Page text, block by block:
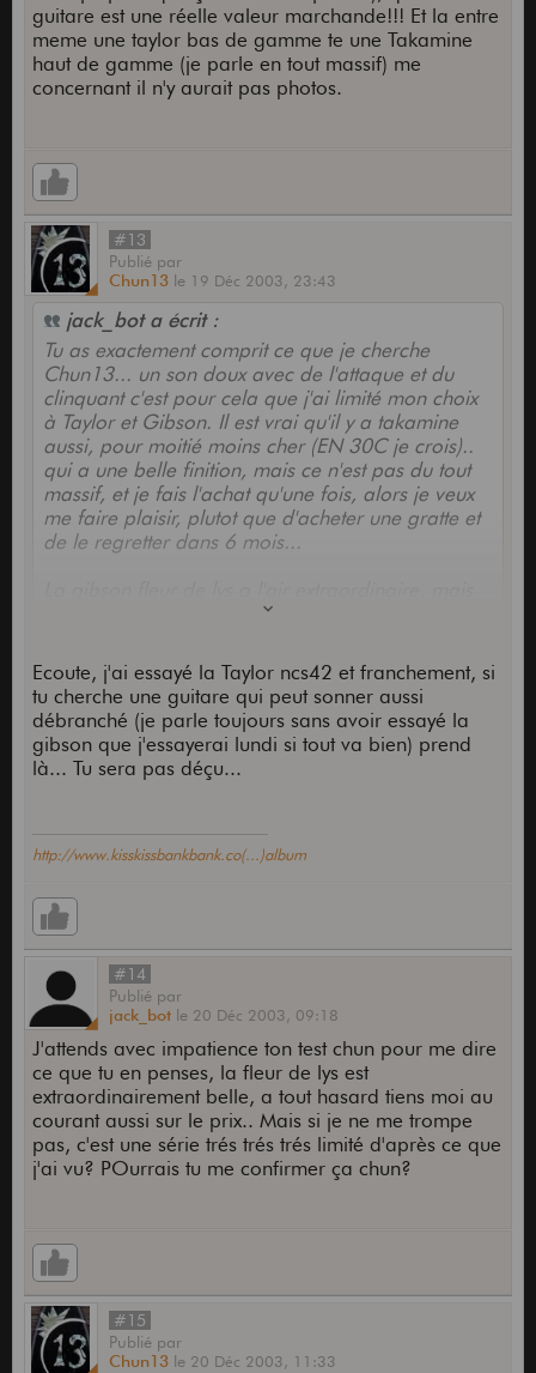
guitare est une réelle valeur marchande!!! Et la entre
meme une taylor bas de gamme te une Takamine
haut de gamme (je parle en tout massif) me
concernant il n'y aurait pas photos.
#13
Publié par
Chun13 le 19 Déc 2003, 23:43
jack_bot a écrit :
Tu as exactement comprit ce que je cherche
Chun13... un son doux avec de l'attaque et du
clinquant c'est pour cela que j'ai limité mon choix
à Taylor et Gibson. Il est vrai qu'il y a takamine
aussi, pour moitié moins cher (EN 30C je crois)..
qui a une belle finition, mais ce n'est pas du tout
massif, et je fais l'achat qu'une fois, alors je veux
me faire plaisir, plutot que d'acheter une gratte et
de le regretter dans 6 mois...
je crois que le prix doit etre en conséquence!!!!
Ecoute, j'ai essayé la Taylor ncs42 et franchement, si
tu cherche une guitare qui peut sonner aussi
débranché (je parle toujours sans avoir essayé la
gibson que j'essayerai lundi si tout va bien) prend
là... Tu sera pas déçu...
http://www.kisskissbankbank.co(...)album
#14
Publié par
jack_bot le 20 Déc 2003, 09:18
J'attends avec impatience ton test chun pour me dire
ce que tu en penses, la fleur de lys est
extraordinairement belle, a tout hasard tiens moi au
courant aussi sur le prix.. Mais si je ne me trompe
pas, c'est une série trés trés trés limité d'après ce que
j'ai vu? POurrais tu me confirmer ça chun?
#15
Publié par
Chun13 le 20 Déc 2003, 11:33